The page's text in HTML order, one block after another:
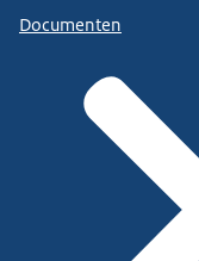
Documenten